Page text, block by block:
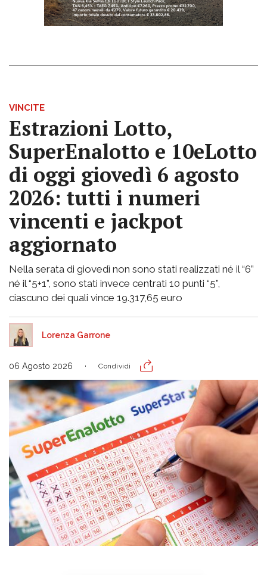
VINCITE
Estrazioni Lotto,
SuperEnalotto e 10eLotto
di oggi giovedì 6 agosto
2026: tutti i numeri
vincenti e jackpot
aggiornato
Nella serata di giovedì non sono stati realizzati né il “6”
né il “5+1”, sono stati invece centrati 10 punti “5”,
ciascuno dei quali vince 19.317,65 euro
Lorenza Garrone
06 Agosto 2026 Condividi